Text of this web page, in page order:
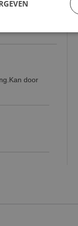
door